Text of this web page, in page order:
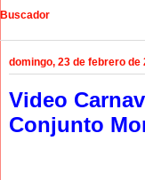
Buscador
domingo, 23 de febrero de
Video
Conjunto